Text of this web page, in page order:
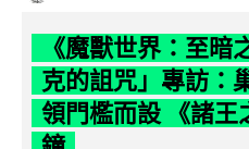
《魔獸世界：至暗
克的詛咒」專訪：
領門檻而設 《諸王